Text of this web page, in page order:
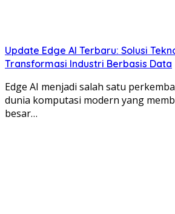
Update Edge AI Terbaru: Solusi
Transformasi Industri Berbasis Data
Edge AI menjadi salah satu
dunia komputasi modern yang
besar…